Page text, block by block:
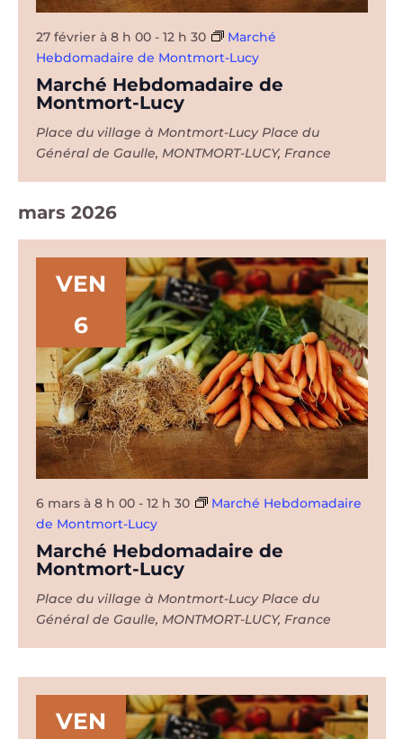
Marché Hebdomadaire de
Montmort-Lucy
27 février à 8 h 00- 12 h 30
Marché
Hebdomadaire de Montmort-Lucy
Place du village à Montmort-Lucy Place du
Général de Gaulle, MONTMORT-LUCY, France
mars 2026
VEN
6
Marché Hebdomadaire de
Montmort-Lucy
6 mars à 8 h 00- 12 h 30
Marché Hebdomadaire
de Montmort-Lucy
Place du village à Montmort-Lucy Place du
Général de Gaulle, MONTMORT-LUCY, France
VEN